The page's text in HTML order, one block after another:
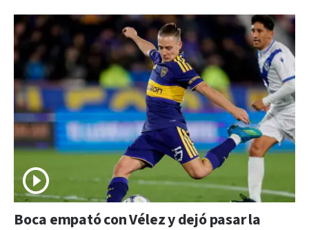
Boca empató con Vélez y dejó pasar la